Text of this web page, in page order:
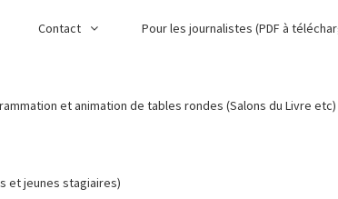
Contact Pour les journalistes (PDF à
et animation de tables rondes (Salons du Livre etc)
et jeunes stagiaires)